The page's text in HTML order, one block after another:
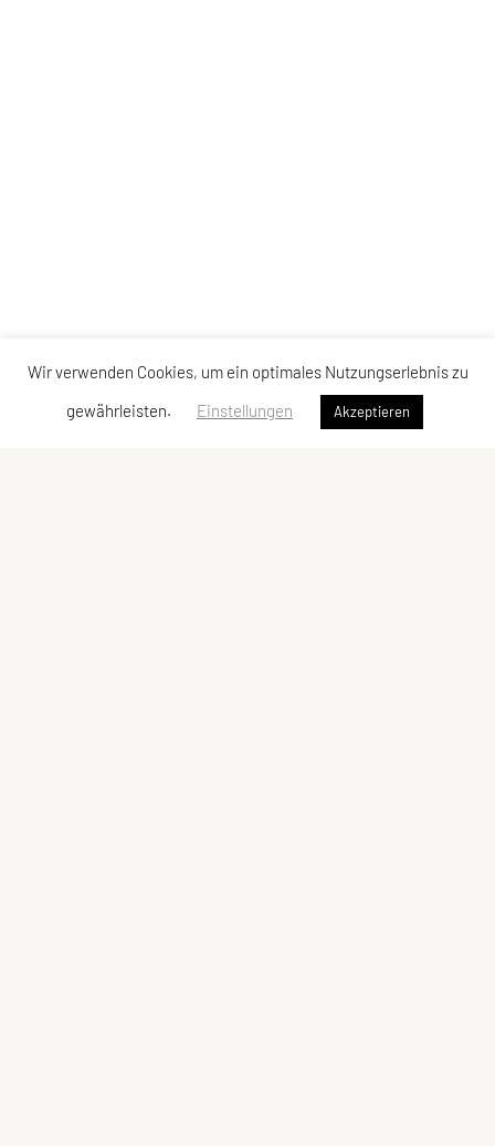
Wir verwenden Cookies, um ein optimales Nutzungserlebnis zu
gewährleisten.
Einstellungen Akzeptieren